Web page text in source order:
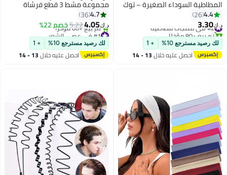
المطاطية السوداء الصغيرة – توك
ناعمة للبنات والأطفال | لا تسحب
الشعر | لطيفة ومتينة من البوليباند
4.4
26
د.ك‏3.30
#2 في منتجات مطاطية
تم بيع +80 مؤخرًا
#2 في منتجات مطاطية
لك رصيد مسترجع 10% + 1
احصل عليه خلال 13 - 14
مجموعة مشط 3 قطع فرشاة
التحكم في الحافة عصا الشعر
البقعة عصا الشمع للشعر فرشاة
الشعر الخشن للتطاير فرشاة إغاظة
لتصفيف الشعر لشعر الطفل والشعر
المتطاير وحافة الشعر المجعد
4.7
36
د.ك‏4.05
5.22خصم 22%
#1 في عصي الشعر
أقل سعر في 30 يوم
تم بيع +80 مؤخرًا
#1 في عصي الشعر
لك رصيد مسترجع 10% + 1
احصل عليه خلال 13 - 14